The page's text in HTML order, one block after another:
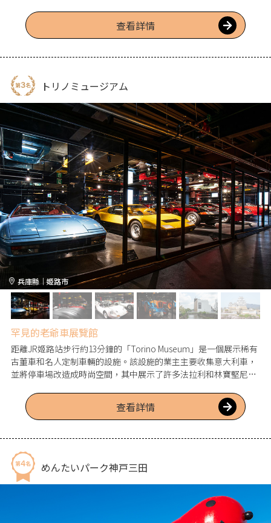
擇，還有普通汽車駕照可以駕駛的熱門三輪車，非常適合進行觀光
旅行。可以向親切的店主詢問觀光景點。在心愛的敞篷車上享受海
查看詳情
兵庫縣｜姫路市
トリノミュージアム
罕見的老爺車展覽館
距離JR姬路站步行約13分鐘的「Torino Museum」是一個展示稀有
古董車和名人定制車輛的設施。該設施的業主主要收集意大利車，
並將停車場改造成時尚空間，其中展示了許多法拉利和林寶堅尼等
查看詳情
めんたいパーク神戸三田